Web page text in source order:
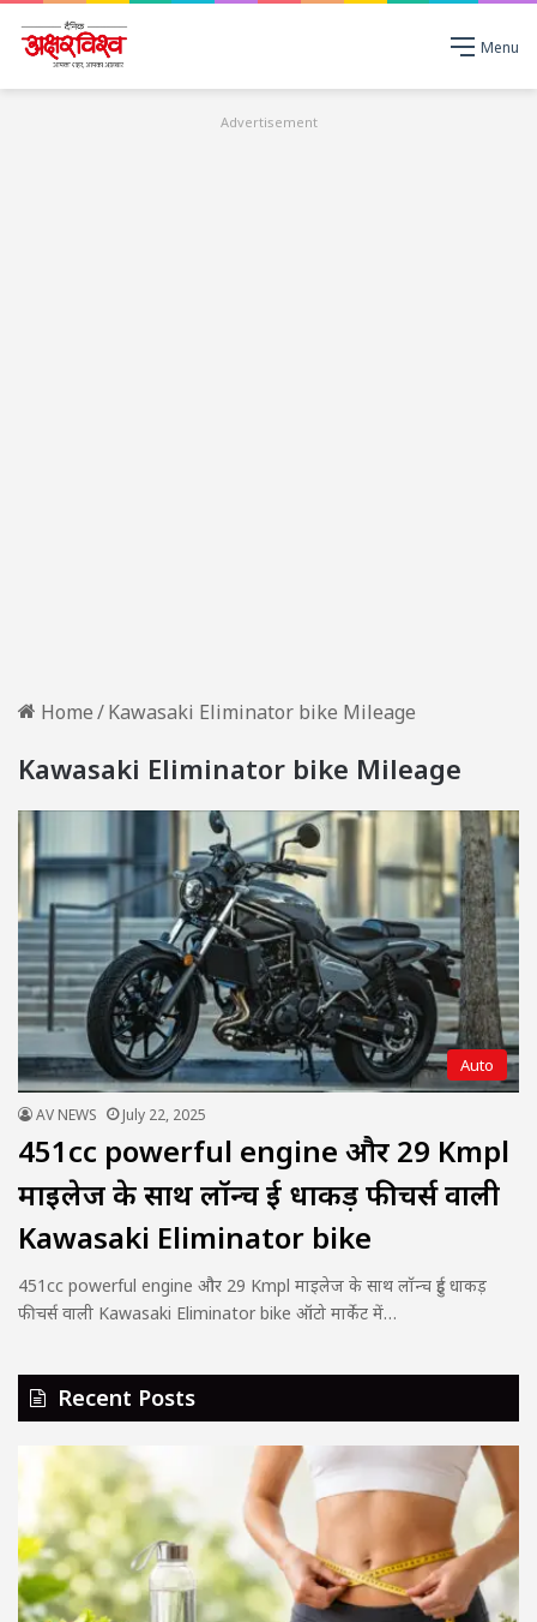
Menu
Advertisement
Home/Kawasaki Eliminator bike Mileage
Kawasaki Eliminator bike Mileage
Auto
AV NEWS July 22, 2025
451cc powerful engine और 29 Kmpl
माइलेज के साथ लॉन्च हुई धाकड़ फीचर्स वाली
Kawasaki Eliminator bike
451cc powerful engine और 29 Kmpl माइलेज के साथ लॉन्च हुई धाकड़
फीचर्स वाली Kawasaki Eliminator bike ऑटो मार्केट में…
Recent Posts